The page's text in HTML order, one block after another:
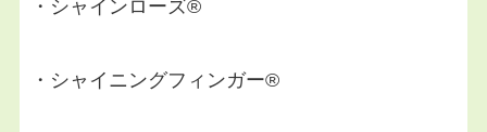
・シャインローズ®️
・シャイニングフィンガー®️